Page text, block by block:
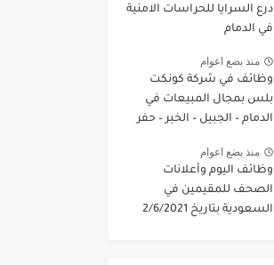
درع السرايا للحراسات الامنية
في الدمام
منذ بضع اعوام
وظائف في شركة كونكت
بلس بمجال المبيعات في
الدمام – الجبيل – الخبر – حفر
منذ بضع اعوام
وظائف اليوم وأعلانات
الصحف للمقيمين في
السعودية بتاريخ 2/6/2021